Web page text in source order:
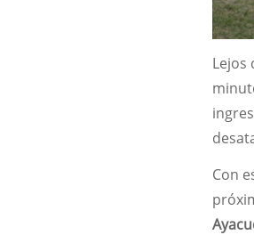
Lejos
Con